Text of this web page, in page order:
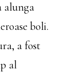
alunga
boli.
a fost
al